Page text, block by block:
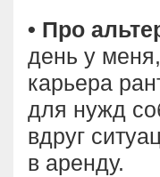
• Про
день у
карьера
для нужд
вдруг
в аренду.